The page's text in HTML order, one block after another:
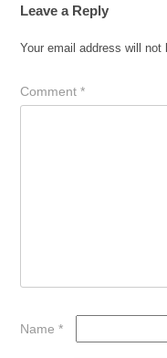
Leave a Reply
Your email address will not
Comment *
Name *